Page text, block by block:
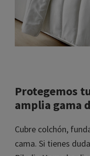
Protegemos
amplia gama
Cubre colchón,
cama. Si tienes